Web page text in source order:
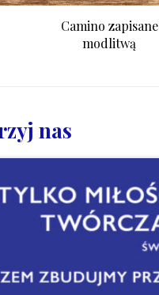
Camino zapisane
modlitwą
nas